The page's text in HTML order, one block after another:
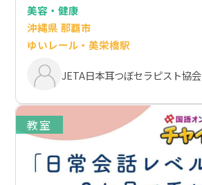
美容・健康
沖縄県 那覇市
ゆいレール・美栄橋駅
JETA日本耳つぼセラピスト協会
教室